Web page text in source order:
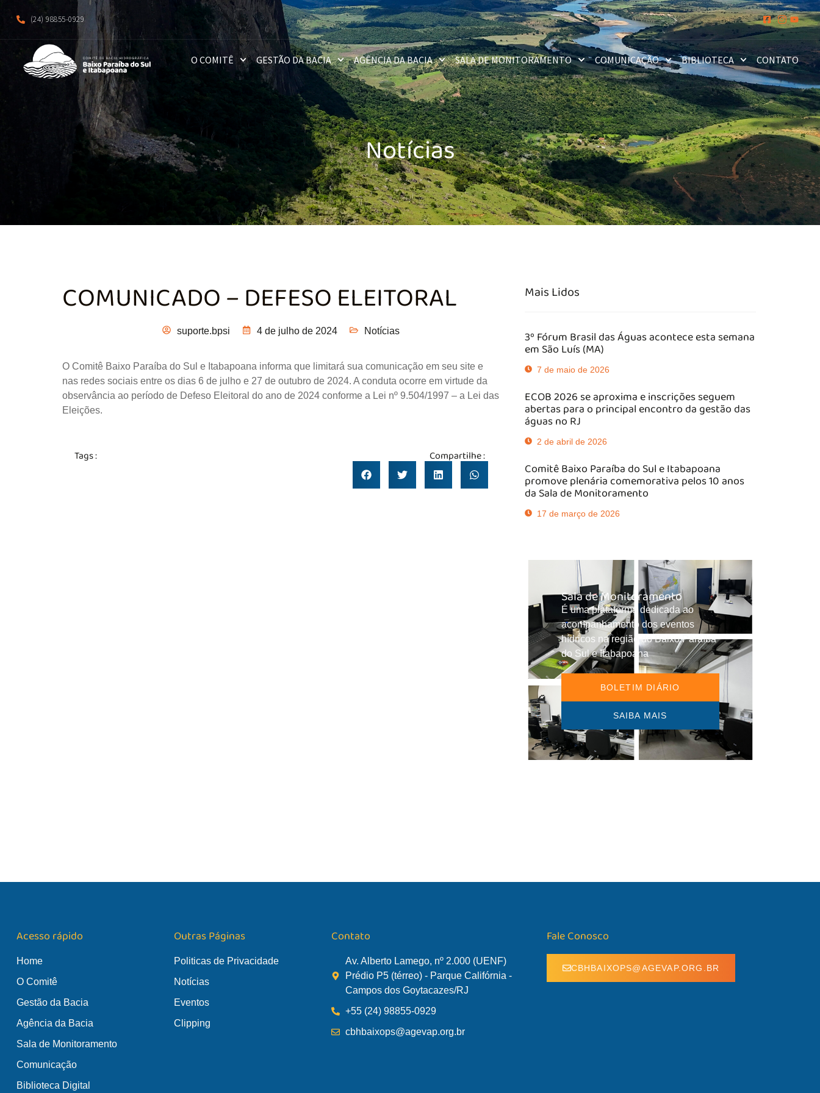
(24) 98855-0929
O COMITÊ GESTÃO DA BACIA AGÊNCIA DA BACIA SALA DE MONITORAMENTO COMUNICAÇÃO BIBLIOTECA CONTATO
Notícias
COMUNICADO – DEFESO ELEITORAL
suporte.bpsi 4 de julho de 2024 Notícias
O Comitê Baixo Paraíba do Sul e Itabapoana informa que limitará sua comunicação em seu site e
nas redes sociais entre os dias 6 de julho e 27 de outubro de 2024. A conduta ocorre em virtude da
observância ao período de Defeso Eleitoral do ano de 2024 conforme a Lei nº 9.504/1997 – a Lei das
Eleições.
Tags : Compartilhe :
Mais Lidos
3º Fórum Brasil das Águas acontece esta semana
em São Luís (MA)
7 de maio de 2026
ECOB 2026 se aproxima e inscrições seguem
abertas para o principal encontro da gestão das
águas no RJ
2 de abril de 2026
Comitê Baixo Paraíba do Sul e Itabapoana
promove plenária comemorativa pelos 10 anos
da Sala de Monitoramento
17 de março de 2026
Sala de Monitoramento
É uma plataforma dedicada ao
acompanhamento dos eventos
hídricos na região do Baixo Paraíba
do Sul e Itabapoana
BOLETIM DIÁRIO
SAIBA MAIS
Acesso rápido
Home
O Comitê
Gestão da Bacia
Agência da Bacia
Sala de Monitoramento
Comunicação
Biblioteca Digital
Outras Páginas
Politicas de Privacidade
Notícias
Eventos
Clipping
Contato
Av. Alberto Lamego, nº 2.000 (UENF)
Prédio P5 (térreo) - Parque Califórnia -
Campos dos Goytacazes/RJ
+55 (24) 98855-0929
cbhbaixops@agevap.org.br
Fale Conosco
CBHBAIXOPS@AGEVAP.ORG.BR